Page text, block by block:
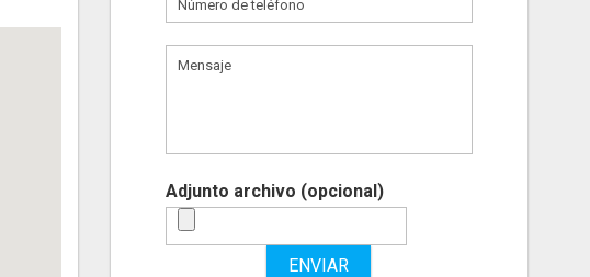
Adjunto archivo (opcional)
ENVIAR